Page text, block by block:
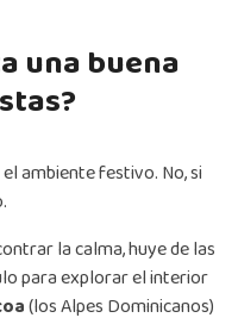
una buena
ambiente festivo. No, si
la calma, huye de las
para explorar el interior
(los Alpes Dominicanos)